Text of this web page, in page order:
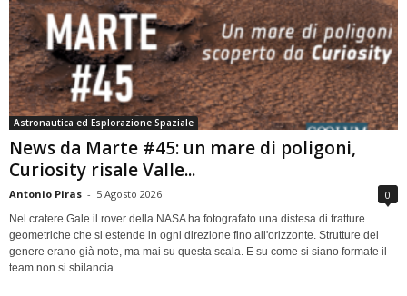
Astronautica ed Esplorazione Spaziale
News da Marte #45: un mare di poligoni,
Curiosity risale Valle...
Antonio Piras - 5 Agosto 2026 0
Nel cratere Gale il rover della NASA ha fotografato una distesa di fratture
geometriche che si estende in ogni direzione fino all'orizzonte. Strutture del
genere erano già note, ma mai su questa scala. E su come si siano formate il
team non si sbilancia.